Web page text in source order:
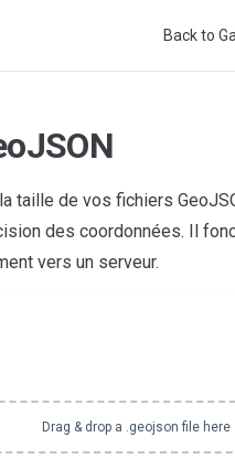
Back to
taille de vos fichiers
des coordonnées. Il
vers un serveur.
Drag & drop a .geojson file here